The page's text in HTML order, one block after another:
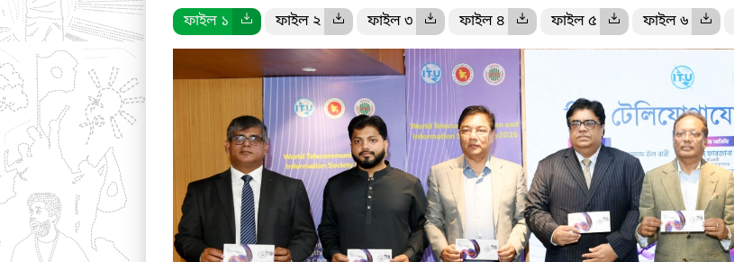
ফাইল ১ ফাইল ২ ফাইল ৩ ফাইল ৪ ফাইল ৫ ফাইল ৬